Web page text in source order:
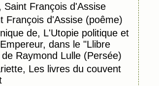
Saint François d'Assise
François d'Assise (poême)
de, L'Utopie politique et
dans le "Llibre
Raymond Lulle (Persée)
Les livres du couvent